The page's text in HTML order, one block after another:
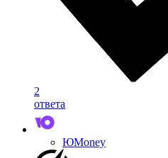
2
ответа
ЮMoney